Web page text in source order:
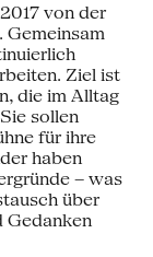
von der
Gemeinsam
Ziel ist
die im Alltag
sollen
für ihre
haben
– was
über
Gedanken